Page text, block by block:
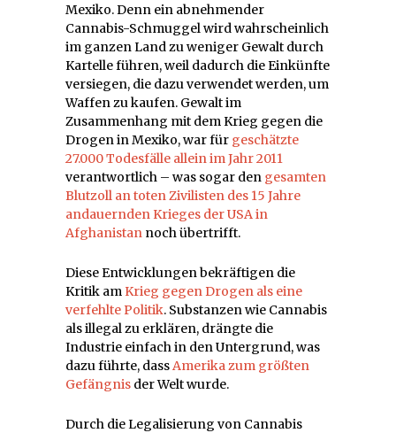
Mexiko. Denn ein abnehmender
Cannabis-Schmuggel wird wahrscheinlich
im ganzen Land zu weniger Gewalt durch
Kartelle führen, weil dadurch die Einkünfte
versiegen, die dazu verwendet werden, um
Waffen zu kaufen. Gewalt im
Zusammenhang mit dem Krieg gegen die
Drogen in Mexiko, war für geschätzte
27.000 Todesfälle allein im Jahr 2011
verantwortlich – was sogar den gesamten
Blutzoll an toten Zivilisten des 15 Jahre
andauernden Krieges der USA in
Afghanistan noch übertrifft.
Diese Entwicklungen bekräftigen die
Kritik am Krieg gegen Drogen als eine
verfehlte Politik. Substanzen wie Cannabis
als illegal zu erklären, drängte die
Industrie einfach in den Untergrund, was
dazu führte, dassAmerika zum größten
Gefängnis der Welt wurde.
Durch die Legalisierung von Cannabis